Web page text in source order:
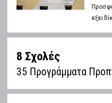
8 Σχολές
35 Προγράμματα